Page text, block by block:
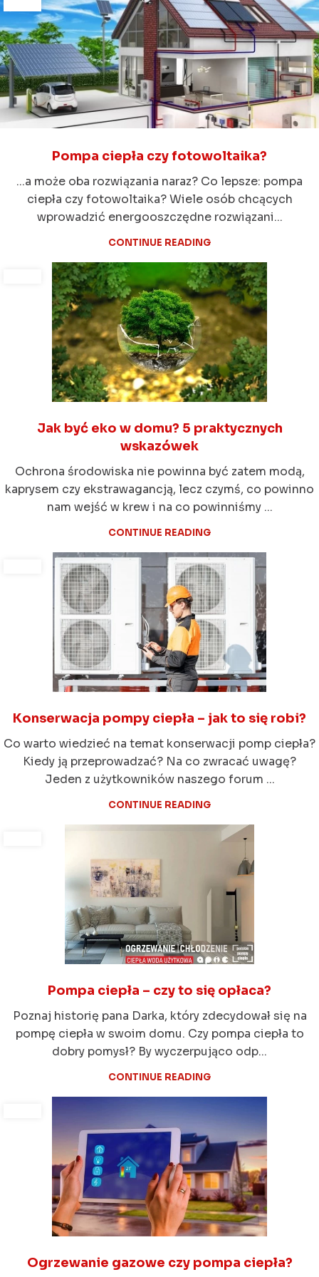
Pompa ciepła czy fotowoltaika?
...a może oba rozwiązania naraz? Co lepsze: pompa
ciepła czy fotowoltaika? Wiele osób chcących
wprowadzić energooszczędne rozwiązani...
CONTINUE READING
Jak być eko w domu? 5 praktycznych
wskazówek
Ochrona środowiska nie powinna być zatem modą,
kaprysem czy ekstrawagancją, lecz czymś, co powinno
nam wejść w krew i na co powinniśmy ...
CONTINUE READING
Konserwacja pompy ciepła – jak to się robi?
Co warto wiedzieć na temat konserwacji pomp ciepła?
Kiedy ją przeprowadzać? Na co zwracać uwagę?
Jeden z użytkowników naszego forum ...
CONTINUE READING
Pompa ciepła – czy to się opłaca?
Poznaj historię pana Darka, który zdecydował się na
pompę ciepła w swoim domu. Czy pompa ciepła to
dobry pomysł? By wyczerpująco odp...
CONTINUE READING
Ogrzewanie gazowe czy pompa ciepła?